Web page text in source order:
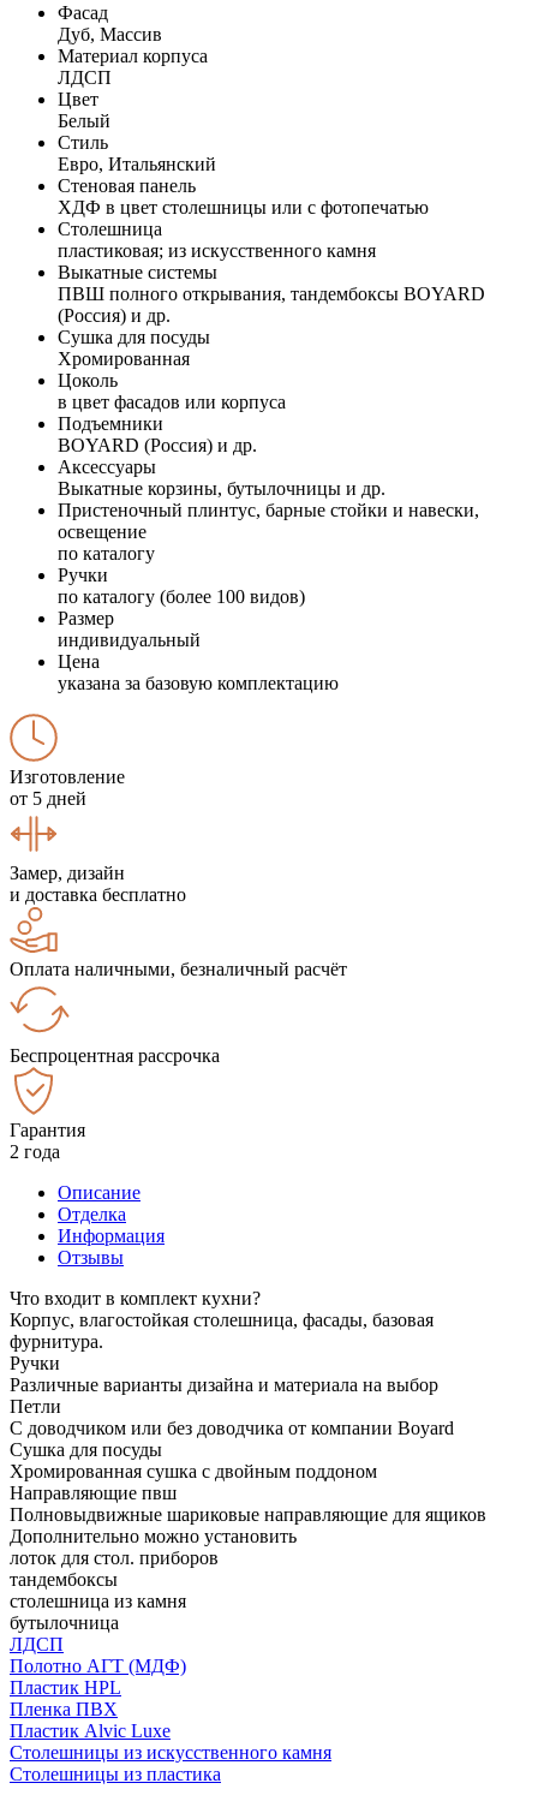
Фасад
Дуб, Массив
Материал корпуса
ЛДСП
Цвет
Белый
Стиль
Евро, Итальянский
Стеновая панель
ХДФ в цвет столешницы или с фотопечатью
Столешница
пластиковая; из искусственного камня
Выкатные системы
ПВШ полного открывания, тандембоксы BOYARD
(Россия) и др.
Сушка для посуды
Хромированная
Цоколь
в цвет фасадов или корпуса
Подъемники
BOYARD (Россия) и др.
Аксессуары
Выкатные корзины, бутылочницы и др.
Пристеночный плинтус, барные стойки и навески,
освещение
по каталогу
Ручки
по каталогу (более 100 видов)
Размер
индивидуальный
Цена
указана за базовую комплектацию
Изготовление
от 5 дней
Замер, дизайн
и доставка бесплатно
Оплата наличными, безналичный расчёт
Беспроцентная рассрочка
Гарантия
2 года
Описание
Отделка
Информация
Отзывы
Что входит в комплект кухни?
Корпус, влагостойкая столешница, фасады, базовая
фурнитура.
Ручки
Различные варианты дизайна и материала на выбор
Петли
С доводчиком или без доводчика от компании Boyard
Сушка для посуды
Хромированная сушка с двойным поддоном
Направляющие пвш
Полновыдвижные шариковые направляющие для ящиков
Дополнительно можно установить
лоток для стол. приборов
тандембоксы
столешница из камня
бутылочница
ЛДСП
Полотно АГТ (МДФ)
Пластик HPL
Пленка ПВХ
Пластик Alvic Luxe
Столешницы из искусственного камня
Столешницы из пластика